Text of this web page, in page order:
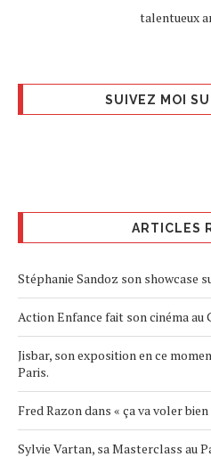
talentueux
SUIVEZ MOI
ARTICLES
Stéphanie Sandoz son showcase
Action Enfance fait son cinéma au
Jisbar, son exposition en ce
Paris.
Fred Razon dans « ça va voler
Sylvie Vartan, sa Masterclass au